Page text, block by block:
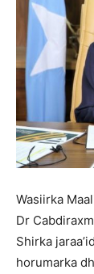
Wasiirka
Dr
Shirka
horumarka